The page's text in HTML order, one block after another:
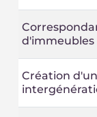
d'immeubles
Création